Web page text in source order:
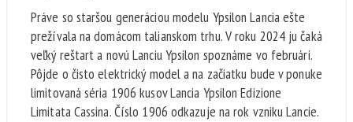
Práve so staršou generáciou modelu Ypsilon Lancia ešte
prežívala na domácom talianskom trhu. V roku 2024 ju čaká
veľký reštart a novú Lanciu Ypsilon spoznáme vo februári.
Pôjde o čisto elektrický model a na začiatku bude v ponuke
limitovaná séria 1906 kusov Lancia Ypsilon Edizione
Limitata Cassina. Číslo 1906 odkazuje na rok vzniku Lancie.